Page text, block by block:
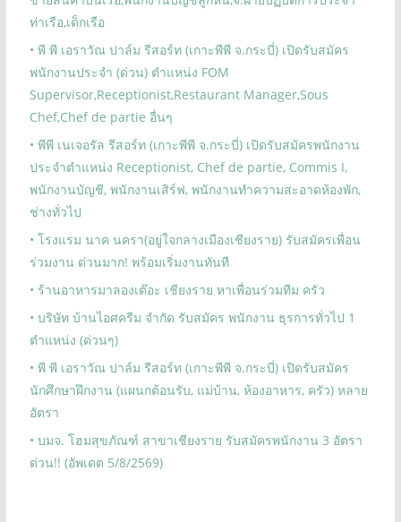
ท่าเรือ,เด็กเรือ
• พี พี เอราวัณ ปาล์ม รีสอร์ท (เกาะพีพี จ.กระบี่) เปิดรับสมัคร
พนักงานประจำ (ด่วน) ตำแหน่ง FOM
Supervisor,Receptionist,Restaurant Manager,Sous
Chef,Chef de partie อื่นๆ
• พีพี เนเจอรัล รีสอร์ท (เกาะพีพี จ.กระบี่) เปิดรับสมัครพนักงาน
ประจำตำแหน่ง Receptionist, Chef de partie, Commis I,
พนักงานบัญชี, พนักงานเสิร์ฟ, พนักงานทำความสะอาดห้องพัก,
ช่างทั่วไป
• โรงแรม นาค นครา(อยู่ใจกลางเมืองเชียงราย) รับสมัครเพื่อน
ร่วมงาน ด่วนมาก! พร้อมเริ่มงานทันที
• ร้านอาหารมาลองเต๊อะ เชียงราย หาเพื่อนร่วมทีม ครัว
• บริษัท บ้านไอศครีม จำกัด รับสมัคร พนักงาน ธุรการทั่วไป 1
ตำแหน่ง (ด่วนๆ)
• พี พี เอราวัณ ปาล์ม รีสอร์ท (เกาะพีพี จ.กระบี่) เปิดรับสมัคร
นักศึกษาฝึกงาน (แผนกต้อนรับ, แม่บ้าน, ห้องอาหาร, ครัว) หลาย
อัตรา
• บมจ. โฮมสุขภัณฑ์ สาขาเชียงราย รับสมัครพนักงาน 3 อัตรา
ด่วน!! (อัพเดต 5/8/2569)